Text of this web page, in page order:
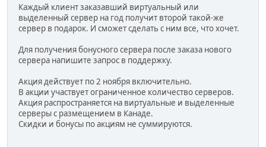
Каждый клиент заказавший виртуальный или
выделенный сервер на год получит второй такой-же
сервер в подарок. И сможет сделать с ним все, что хочет.
Для получения бонусного сервера после заказа нового
сервера напишите запрос в поддержку.
Акция действует по 2 ноября включительно.
В акции участвует ограниченное количество серверов.
Акция распространяется на виртуальные и выделенные
серверы с размещением в Канаде.
Скидки и бонусы по акциям не суммируются.